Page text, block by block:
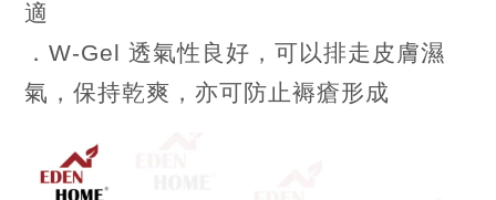
適
．W-Gel 透氣性良好，可以排走皮膚濕
氣，保持乾爽，亦可防止褥瘡形成